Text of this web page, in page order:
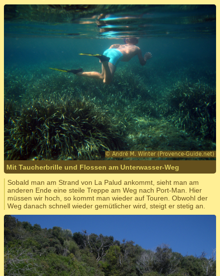
Mit Taucherbrille und Flossen am Unterwasser-Weg
Sobald man am Strand von La Palud ankommt, sieht man am
anderen Ende eine steile Treppe am Weg nach Port-Man. Hier
müssen wir hoch, so kommt man wieder auf Touren. Obwohl der
Weg danach schnell wieder gemütlicher wird, steigt er stetig an.